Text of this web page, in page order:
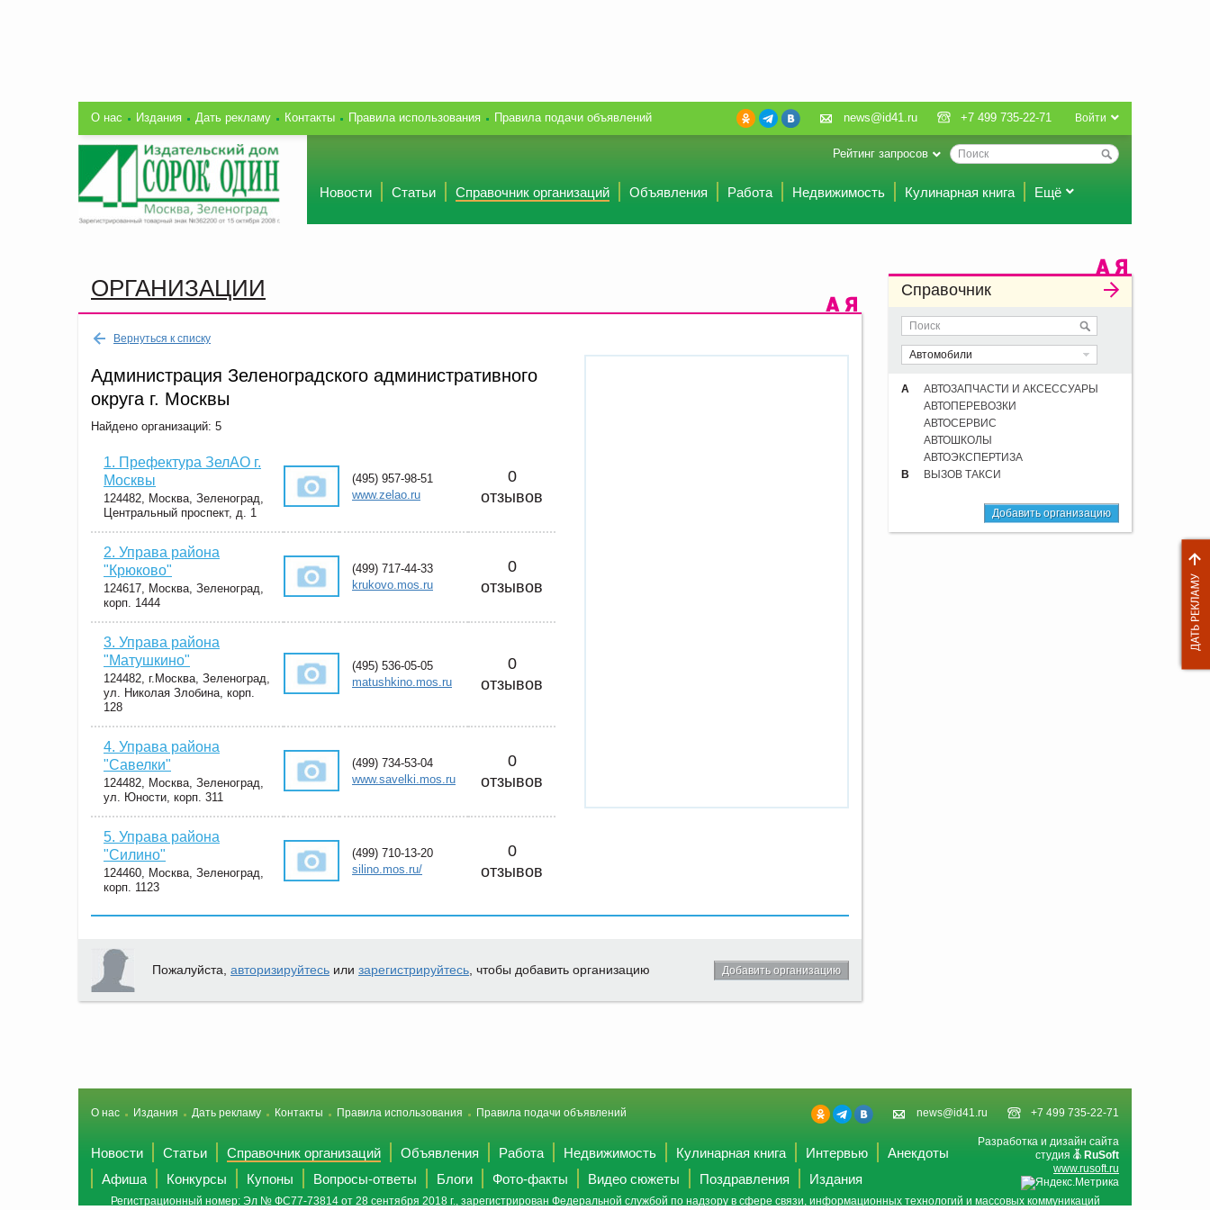
О нас Издания Дать рекламу Контакты Правила использования Правила подачи объявлений Войти
news@id41.ru +7 499 735-22-71
Рейтинг запросов
Новости Статьи Справочник организаций Объявления Работа Недвижимость Кулинарная книга Ещё
ОРГАНИЗАЦИИ
Вернуться к списку
Администрация Зеленоградского административного
округа г. Москвы
Найдено организаций: 5
1. Префектура ЗелАО г.
Москвы
124482, Москва, Зеленоград,
Центральный проспект, д. 1
(495) 957-98-51
www.zelao.ru
0
отзывов
2. Управа района
"Крюково"
124617, Москва, Зеленоград,
корп. 1444
(499) 717-44-33
krukovo.mos.ru
0
отзывов
3. Управа района
"Матушкино"
124482, г.Москва, Зеленоград,
ул. Николая Злобина, корп.
128
(495) 536-05-05
matushkino.mos.ru
0
отзывов
4. Управа района
"Савелки"
124482, Москва, Зеленоград,
ул. Юности, корп. 311
(499) 734-53-04
www.savelki.mos.ru
0
отзывов
5. Управа района
"Силино"
124460, Москва, Зеленоград,
корп. 1123
(499) 710-13-20
silino.mos.ru/
0
отзывов
Добавить организацию
Пожалуйста, авторизируйтесь или зарегистрируйтесь , чтобы добавить организацию
Справочник
Автомобили
А
АВТОЗАПЧАСТИ И АКСЕССУАРЫ
АВТОПЕРЕВОЗКИ
АВТОСЕРВИС
АВТОШКОЛЫ
АВТОЭКСПЕРТИЗА
В
ВЫЗОВ ТАКСИ
Добавить организацию
news@id41.ru +7 499 735-22-71
О нас Издания Дать рекламу Контакты Правила использования Правила подачи объявлений
Разработка и дизайн сайта
студия
RuSoft
www.rusoft.ru
Новости Статьи Справочник организаций Объявления Работа Недвижимость Кулинарная книга Интервью
Анекдоты
Афиша
Конкурсы Купоны Вопросы-ответы Блоги Фото-факты Видео сюжеты Поздравления Издания
Регистрационный номер: Эл № ФС77-73814 от 28 сентября 2018 г., зарегистрирован Федеральной службой по надзору в сфере связи, информационных технологий и массовых коммуникаций